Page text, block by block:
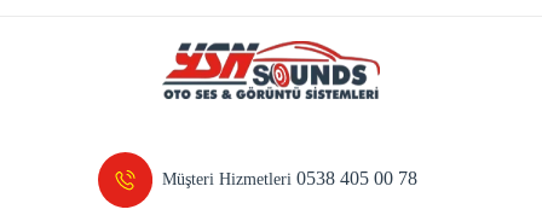
Müşteri Hizmetleri0538 405 00 78